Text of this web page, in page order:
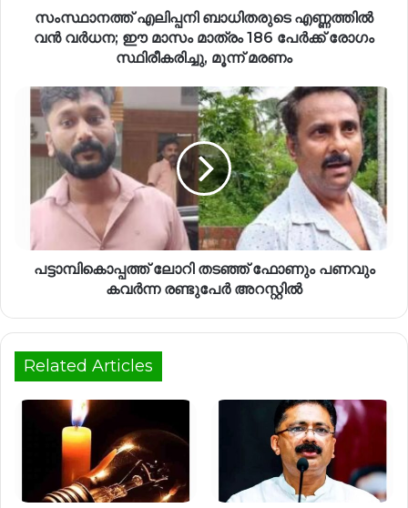
സംസ്ഥാനത്ത് എലിപ്പനി ബാധിതരുടെ എണ്ണത്തിൽ
വൻ വർധന; ഈ മാസം മാത്രം 186 പേർക്ക് രോഗം
സ്ഥിരീകരിച്ചു, മൂന്ന് മരണം
പട്ടാമ്പികൊപ്പത്ത് ലോറി തടഞ്ഞ് ഫോണും പണവും
കവർന്ന രണ്ടുപേർ അറസ്റ്റിൽ
Related Articles